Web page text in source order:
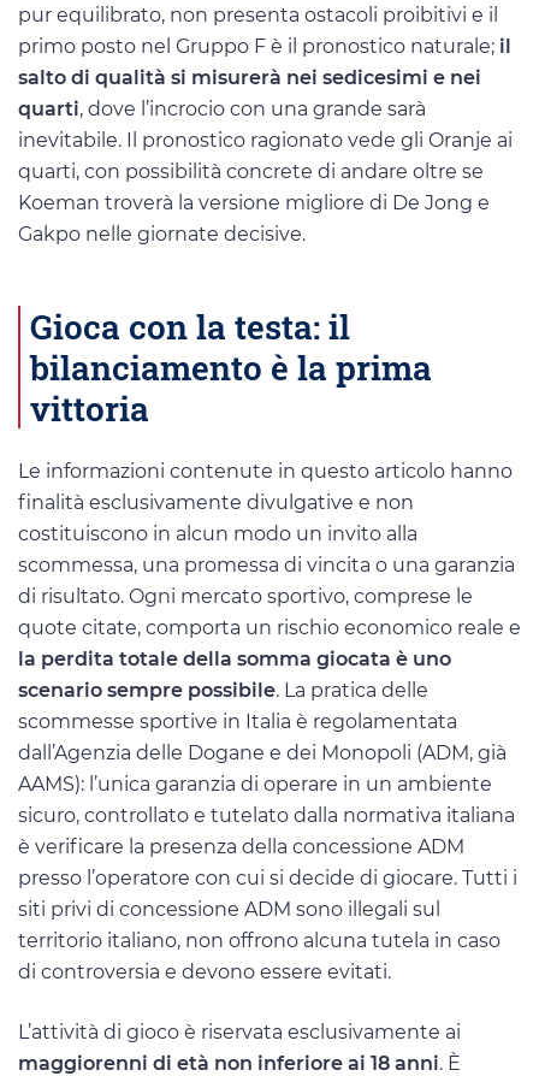
pur equilibrato, non presenta ostacoli proibitivi e il
primo posto nel Gruppo F è il pronostico naturale; il
salto di qualità si misurerà nei sedicesimi e nei
quarti, dove l’incrocio con una grande sarà
inevitabile. Il pronostico ragionato vede gli Oranje ai
quarti, con possibilità concrete di andare oltre se
Koeman troverà la versione migliore di De Jong e
Gakpo nelle giornate decisive.
Gioca con la testa: il
bilanciamento è la prima
vittoria
Le informazioni contenute in questo articolo hanno
finalità esclusivamente divulgative e non
costituiscono in alcun modo un invito alla
scommessa, una promessa di vincita o una garanzia
di risultato. Ogni mercato sportivo, comprese le
quote citate, comporta un rischio economico reale e
la perdita totale della somma giocata è uno
scenario sempre possibile. La pratica delle
scommesse sportive in Italia è regolamentata
dall’Agenzia delle Dogane e dei Monopoli (ADM, già
AAMS): l’unica garanzia di operare in un ambiente
sicuro, controllato e tutelato dalla normativa italiana
è verificare la presenza della concessione ADM
presso l’operatore con cui si decide di giocare. Tutti i
siti privi di concessione ADM sono illegali sul
territorio italiano, non offrono alcuna tutela in caso
di controversia e devono essere evitati.
L’attività di gioco è riservata esclusivamente ai
maggiorenni di età non inferiore ai 18 anni. È